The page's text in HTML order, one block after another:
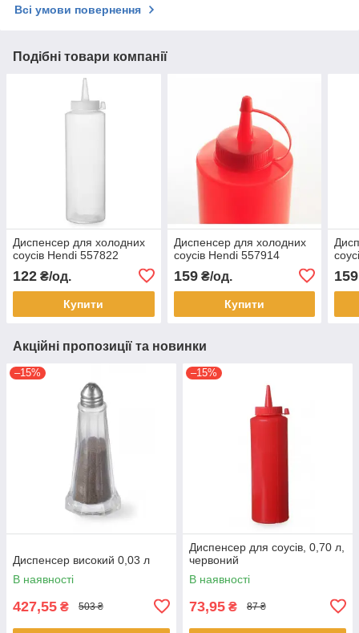
Всі умови повернення
Подібні товари компанії
Диспенсер для холодних
соусів Hendi 557822
122 ₴/од.
Купити
Диспенсер для холодних
соусів Hendi 557914
159₴/од.
Купити
159
Акційні пропозиції та новинки
–15%
Диспенсер високий 0,03 л
В наявності
427,55 ₴ 503 ₴
–15%
Диспенсер для соусів, 0,70 л,
червоний
В наявності
73,95 ₴ 87 ₴